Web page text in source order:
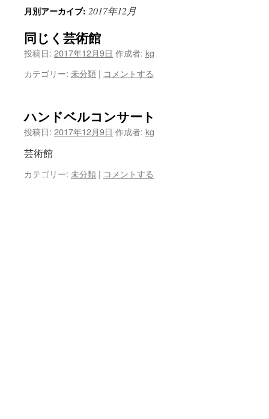
月別アーカイブ: 2017年12月
同じく芸術館
投稿日: 2017年12月9日 作成者: kg
カテゴリー: 未分類 | コメントする
ハンドベルコンサート
投稿日: 2017年12月9日 作成者: kg
芸術館
カテゴリー: 未分類 | コメントする